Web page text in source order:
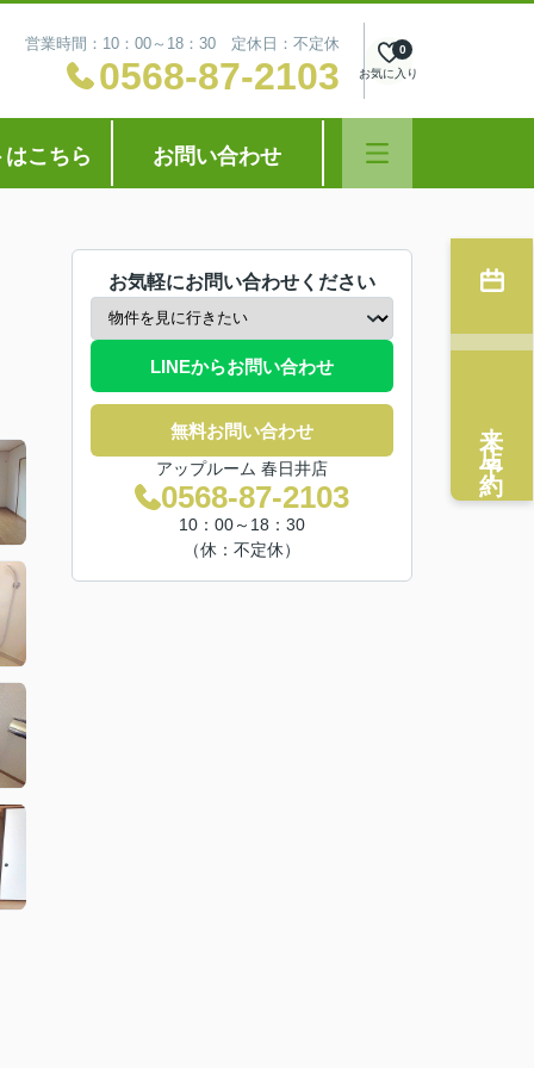
営業時間：10：00～18：30 定休日：不定休
0568-87-2103 お気に入り
0
こちら お問い合わせ
お気軽にお問い合わせください
LINEからお問い合わせ
無料お問い合わせ
アップルーム 春日井店
0568-87-2103
10：00～18：30
（休：不定休）
来店予約